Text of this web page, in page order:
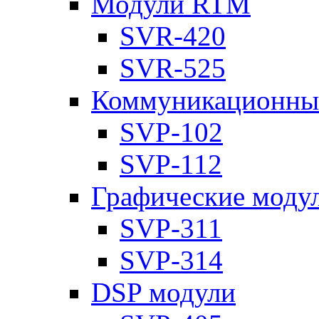
SVR-420
SVR-525
SVP-102
SVP-112
Графические
SVP-311
SVP-314
DSP модули